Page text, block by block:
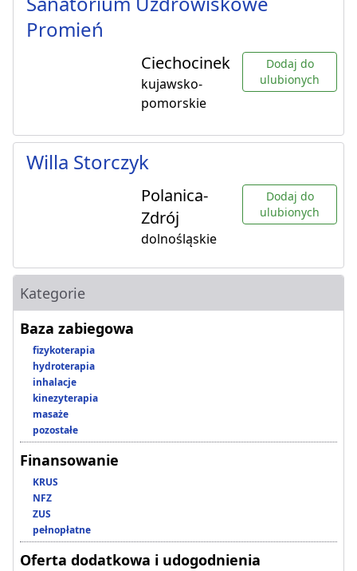
Promień
Ciechocinek
kujawsko-
pomorskie
Dodaj do
ulubionych
Willa Storczyk
Polanica-
Zdrój
dolnośląskie
Dodaj do
ulubionych
Kategorie
Baza zabiegowa
fizykoterapia
hydroterapia
inhalacje
kinezyterapia
masaże
pozostałe
Finansowanie
KRUS
NFZ
ZUS
pełnopłatne
Oferta dodatkowa i udogodnienia